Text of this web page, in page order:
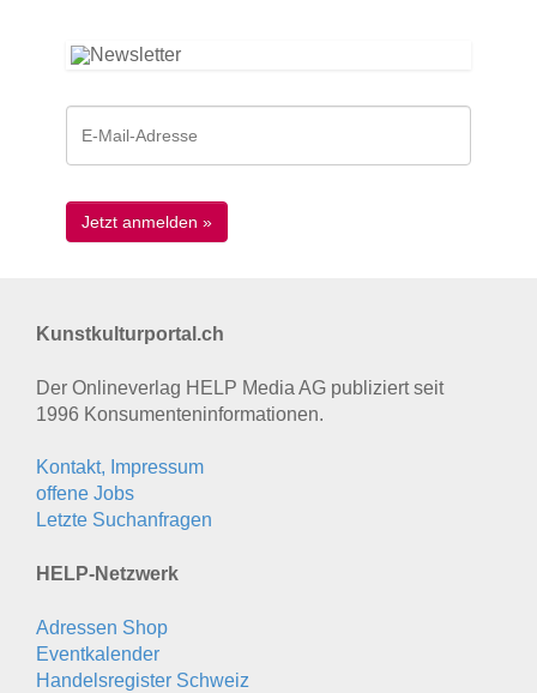
Kunstkulturportal.ch
Der Onlineverlag HELP Media AG publiziert seit
1996 Konsumenten­informationen.
Kontakt, Impressum
offene Jobs
Letzte Suchanfragen
HELP-Netzwerk
Adressen Shop
Eventkalender
Handelsregister Schweiz